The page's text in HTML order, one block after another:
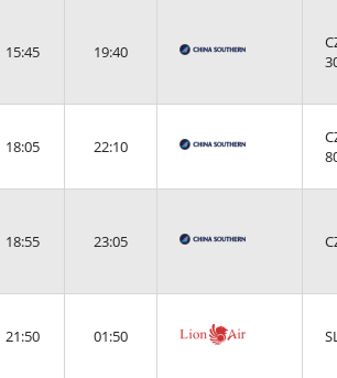
15:45 19:40
18:05 22:10
18:55 23:05
21:50 01:50